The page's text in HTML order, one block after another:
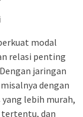
modal
relasi penting
jaringan
dengan
lebih murah,
tertentu, dan